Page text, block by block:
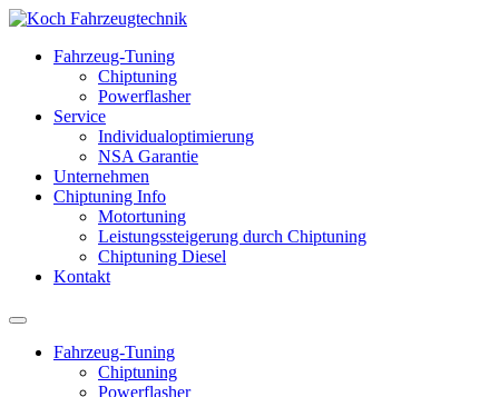
Fahrzeug-Tuning
Chiptuning
Powerflasher
Service
Individualoptimierung
NSA Garantie
Unternehmen
Chiptuning Info
Motortuning
Leistungssteigerung durch Chiptuning
Chiptuning Diesel
Kontakt
Fahrzeug-Tuning
Chiptuning
Powerflasher